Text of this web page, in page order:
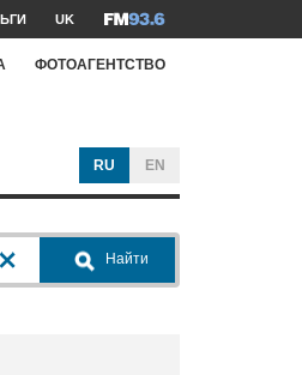
UK
ФОТОАГЕНТСТВО
RU EN
Найти